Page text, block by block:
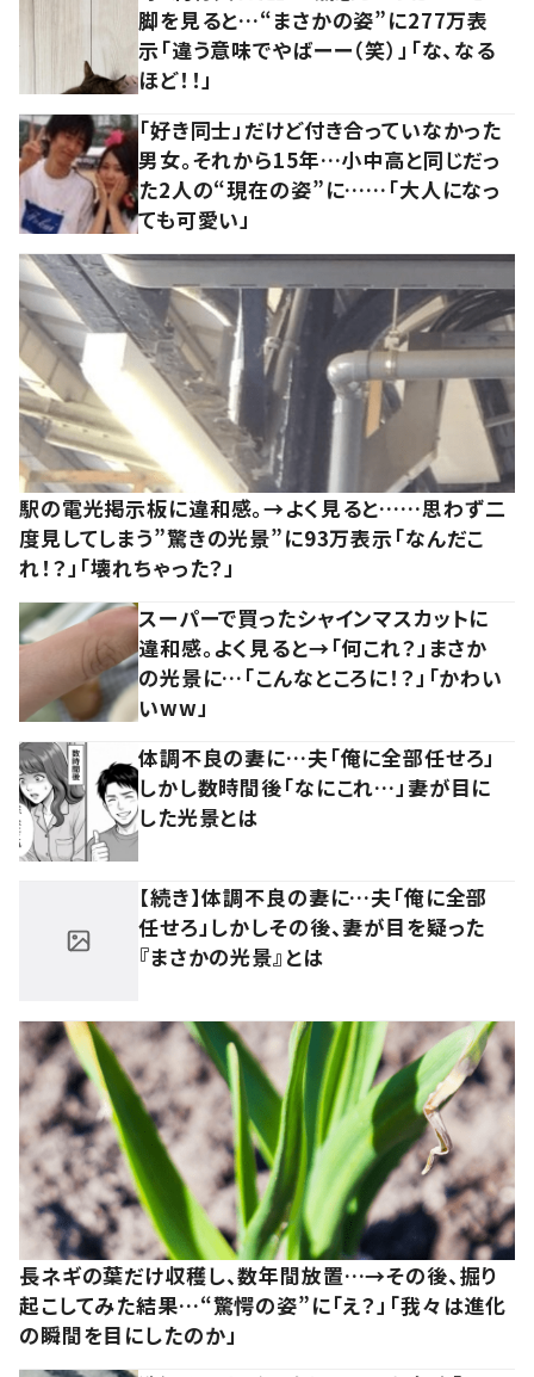
脚を見ると…“まさかの姿”に277万表
示「違う意味でやばーー（笑）」「な、なる
ほど！！」
「好き同士」だけど付き合っていなかった
男女。それから15年…小中高と同じだっ
た2人の“現在の姿”に……「大人になっ
ても可愛い」
駅の電光掲示板に違和感。→よく見ると……思わず二
度見してしまう”驚きの光景”に93万表示「なんだこ
れ！？」「壊れちゃった？」
スーパーで買ったシャインマスカットに
違和感。よく見ると→「何これ？」まさか
の光景に…「こんなところに！？」「かわい
いww」
体調不良の妻に…夫「俺に全部任せろ」
しかし数時間後「なにこれ…」妻が目に
した光景とは
【続き】体調不良の妻に…夫「俺に全部
任せろ」しかしその後、妻が目を疑った
『まさかの光景』とは
長ネギの葉だけ収穫し、数年間放置…→その後、掘り
起こしてみた結果…“驚愕の姿”に「え？」「我々は進化
の瞬間を目にしたのか」